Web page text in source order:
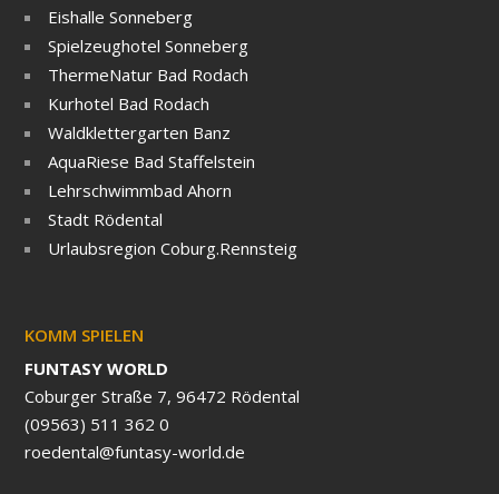
Eishalle Sonneberg
Spielzeughotel Sonneberg
ThermeNatur Bad Rodach
Kurhotel Bad Rodach
Waldklettergarten Banz
AquaRiese Bad Staffelstein
Lehrschwimmbad Ahorn
Stadt Rödental
Urlaubsregion Coburg.Rennsteig
KOMM SPIELEN
FUNTASY WORLD
Coburger Straße 7, 96472 Rödental
(09563) 511 362 0
roedental@funtasy-world.de